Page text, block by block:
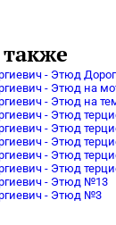
- Этюд
- Этюд на
- Этюд на
- Этюд
- Этюд
- Этюд
- Этюд
- Этюд
- Этюд №13
- Этюд №3